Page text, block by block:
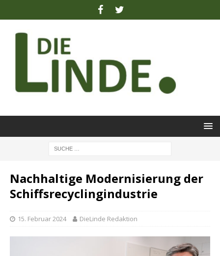
Nachhaltige Modernisierung der
Schiffsrecyclingindustrie
15. Februar 2024 DieLinde Redaktion